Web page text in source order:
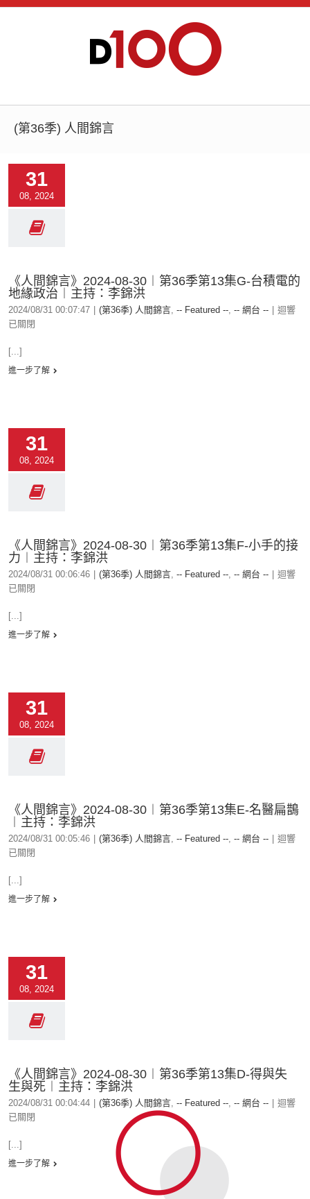
(第36季) 人間錦言
31
08, 2024
《人間錦言》2024-08-30︱第36季第13集G-台積電的
地緣政治︱主持：李錦洪
2024/08/31 00:07:47 (第36季) 人間錦言, -- Featured --, -- 網台 --
迴響
已關閉
[...]
進一步了解
31
08, 2024
《人間錦言》2024-08-30︱第36季第13集F-小手的接
力︱主持：李錦洪
2024/08/31 00:06:46 (第36季) 人間錦言, -- Featured --, -- 網台 --
迴響
已關閉
[...]
進一步了解
31
08, 2024
《人間錦言》2024-08-30︱第36季第13集E-名醫扁鵲
︱主持：李錦洪
2024/08/31 00:05:46 (第36季) 人間錦言, -- Featured --, -- 網台 --
迴響
已關閉
[...]
進一步了解
31
08, 2024
《人間錦言》2024-08-30︱第36季第13集D-得與失
生與死︱主持：李錦洪
2024/08/31 00:04:44 (第36季) 人間錦言, -- Featured --, -- 網台 --
迴響
已關閉
[...]
進一步了解